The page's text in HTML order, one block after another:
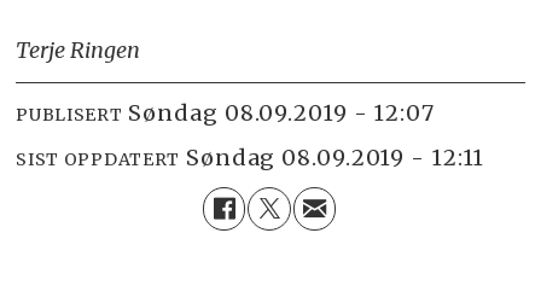
Terje Ringen
PUBLISERT søndag 08.09.2019 - 12:07
SIST OPPDATERT søndag 08.09.2019 - 12:11